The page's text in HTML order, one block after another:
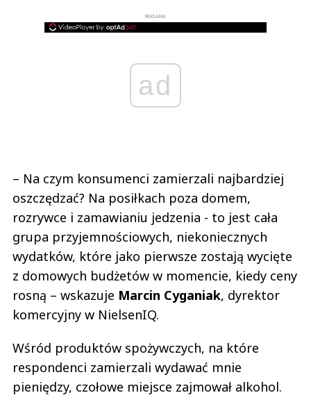
REKLAMA
ad
– Na czym konsumenci zamierzali najbardziej
oszczędzać? Na posiłkach poza domem,
rozrywce i zamawianiu jedzenia - to jest cała
grupa przyjemnościowych, niekoniecznych
wydatków, które jako pierwsze zostają wycięte
z domowych budżetów w momencie, kiedy ceny
rosną – wskazuje Marcin Cyganiak, dyrektor
komercyjny w NielsenIQ.
Wśród produktów spożywczych, na które
respondenci zamierzali wydawać mnie
pieniędzy, czołowe miejsce zajmował alkohol.